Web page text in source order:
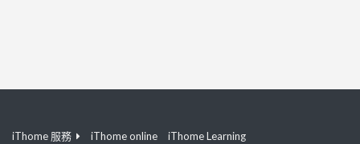
iThome 服務 iThome online iThome Learning